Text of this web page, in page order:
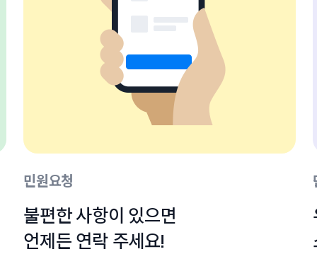
민원요청
불편한 사항이 있으면
언제든 연락 주세요!